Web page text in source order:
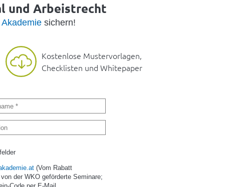
und Arbeistrecht
sichern!
Kostenlose Mustervorlagen,
Checklisten und Whitepaper
(Vom Rabatt
der WKO geförderte Seminare;